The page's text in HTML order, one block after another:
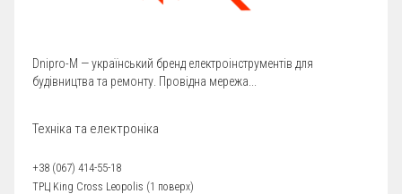
Dnipro-M — український бренд електроінструментів для
будівництва та ремонту. Провідна мережа...
Техніка та електроніка
+38 (067) 414-55-18
ТРЦ King Cross Leopolis (1 поверх)